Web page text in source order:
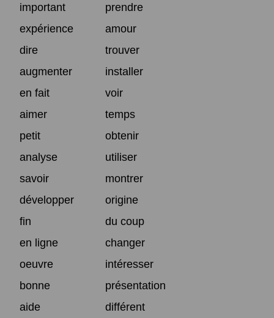
important
prendre
expérience
amour
dire
trouver
augmenter
installer
en fait
voir
aimer
temps
petit
obtenir
analyse
utiliser
savoir
montrer
développer
origine
fin
du coup
en ligne
changer
oeuvre
intéresser
bonne
présentation
aide
différent